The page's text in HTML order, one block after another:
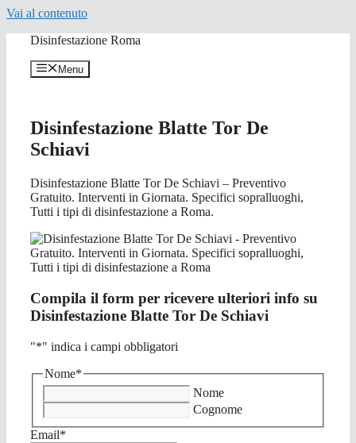
Vai al contenuto
Disinfestazione Roma
Menu
Disinfestazione Blatte Tor De
Schiavi
Disinfestazione Blatte Tor De Schiavi – Preventivo
Gratuito. Interventi in Giornata. Specifici sopralluoghi,
Tutti i tipi di disinfestazione a Roma.
Compila il form per ricevere ulteriori info su
Disinfestazione Blatte Tor De Schiavi
"*" indica i campi obbligatori
Nome*
Nome
Cognome
Email*